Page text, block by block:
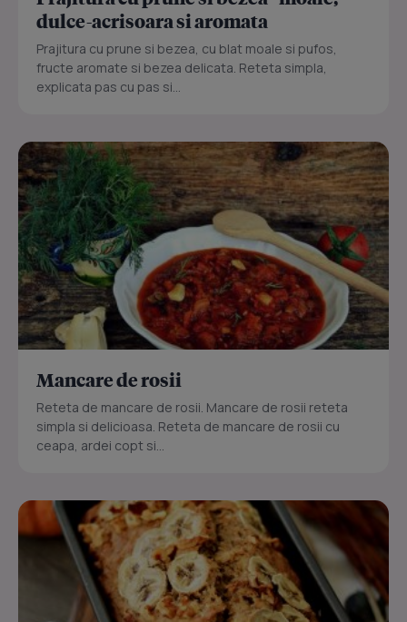
dulce-acrisoara si aromata
Prajitura cu prune si bezea, cu blat moale si pufos,
fructe aromate si bezea delicata. Reteta simpla,
explicata pas cu pas si...
Mancare de rosii
Reteta de mancare de rosii. Mancare de rosii reteta
simpla si delicioasa. Reteta de mancare de rosii cu
ceapa, ardei copt si...